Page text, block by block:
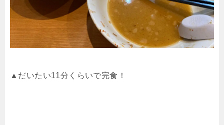
▲だいたい11分くらいで完食！